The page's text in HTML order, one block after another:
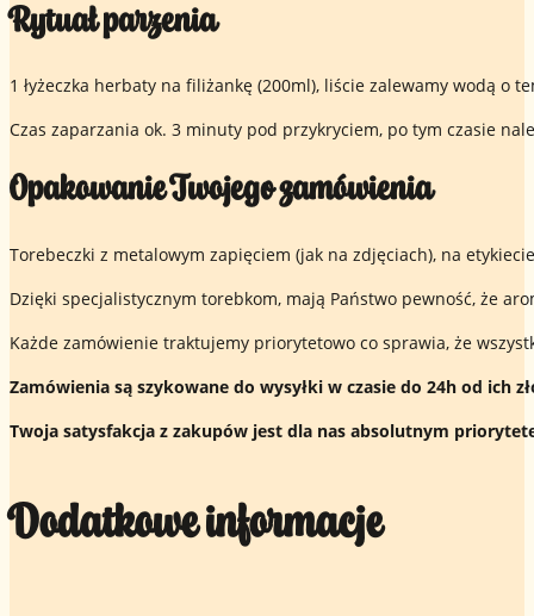
Rytuał parzenia
1 łyżeczka herbaty na filiżankę (200ml), liście zalewamy wodą o
Czas zaparzania ok. 3 minuty pod przykryciem, po tym czasie
Opakowanie Twojego zamówienia
Torebeczki z metalowym zapięciem (jak na zdjęciach), na
Dzięki specjalistycznym torebkom, mają Państwo pewność, że
Każde zamówienie traktujemy priorytetowo co sprawia, że
Zamówienia są szykowane do wysyłki w czasie do 24h od ich
Twoja satysfakcja z zakupów jest dla nas absolutnym
Dodatkowe informacje